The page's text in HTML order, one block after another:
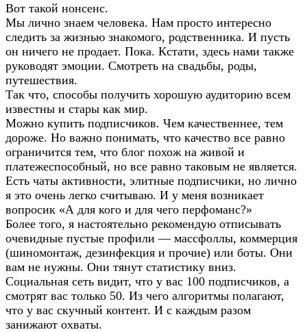
Вот такой нонсенс.
Мы лично знаем человека. Нам просто интересно
следить за жизнью знакомого, родственника. И пусть
он ничего не продает. Пока. Кстати, здесь нами также
руководят эмоции. Смотреть на свадьбы, роды,
путешествия.
Так что, способы получить хорошую аудиторию всем
известны и стары как мир.
Можно купить подписчиков. Чем качественнее, тем
дороже. Но важно понимать, что качество все равно
ограничится тем, что блог похож на живой и
платежеспособный, но все равно таковым не является.
Есть чаты активности, элитные подписчики, но лично
я это очень легко считываю. И у меня возникает
вопросик «А для кого и для чего перфоманс?»
Более того, я настоятельно рекомендую отписывать
очевидные пустые профили — массфоллы, коммерция
(шиномонтаж, дезинфекция и прочие) или боты. Они
вам не нужны. Они тянут статистику вниз.
Социальная сеть видит, что у вас 100 подписчиков, а
смотрят вас только 50. Из чего алгоритмы полагают,
что у вас скучный контент. И с каждым разом
занижают охваты.